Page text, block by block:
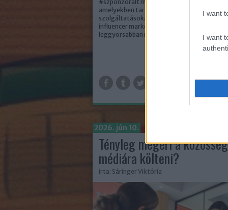
I want
I want
#szponzorált megjelölésű tartalmakkal,
amelyekben tartalomgyártók termékeket
szolgáltatásokat ajánlanak követőiknek. Az
influencer marketing az elmúlt években az
leggyorsabban növekvő digitális…
2026. jún 10.
Tényleg megéri a
médiára költeni?
írta: Sáringer Viktória